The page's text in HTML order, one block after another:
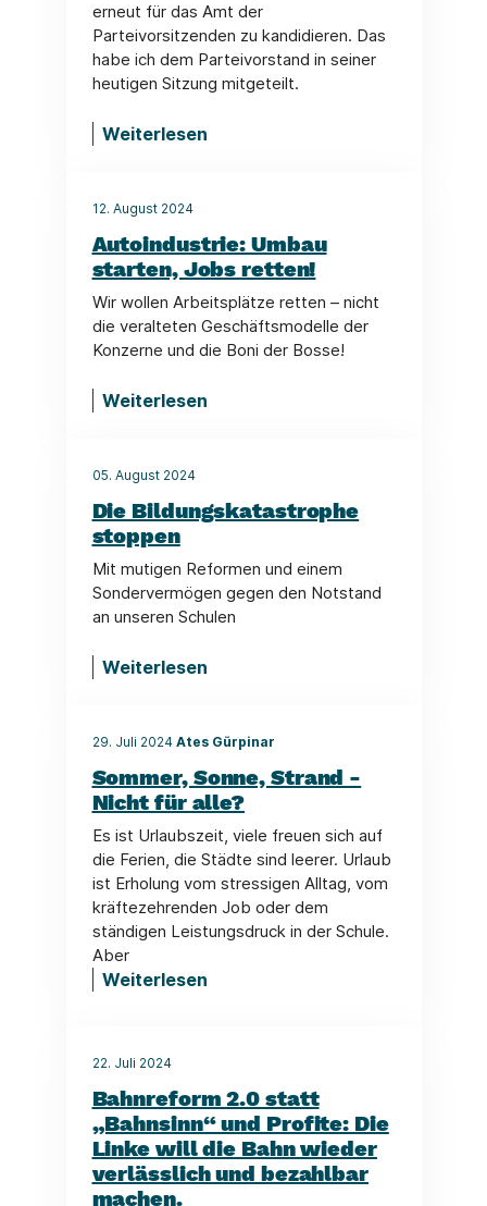
erneut für das Amt der
Parteivorsitzenden zu kandidieren. Das
habe ich dem Parteivorstand in seiner
heutigen Sitzung mitgeteilt.
Weiterlesen
12. August 2024
Autoindustrie: Umbau
starten, Jobs retten!
Wir wollen Arbeitsplätze retten – nicht
die veralteten Geschäftsmodelle der
Konzerne und die Boni der Bosse!
Weiterlesen
05. August 2024
Die Bildungskatastrophe
stoppen
Mit mutigen Reformen und einem
Sondervermögen gegen den Notstand
an unseren Schulen
Weiterlesen
29. Juli 2024 Ates Gürpinar
Sommer, Sonne, Strand -
Nicht für alle?
Es ist Urlaubszeit, viele freuen sich auf
die Ferien, die Städte sind leerer. Urlaub
ist Erholung vom stressigen Alltag, vom
kräftezehrenden Job oder dem
ständigen Leistungsdruck in der Schule.
Aber
Weiterlesen
22. Juli 2024
Bahnreform 2.0 statt
„Bahnsinn“ und Profite: Die
Linke will die Bahn wieder
verlässlich und bezahlbar
machen.